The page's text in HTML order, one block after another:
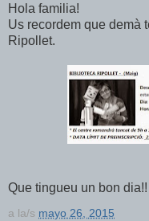
Hola familia!
Us recordem que demà
Ripollet.
Que tingueu un bon dia!!
a la/s mayo 26, 2015